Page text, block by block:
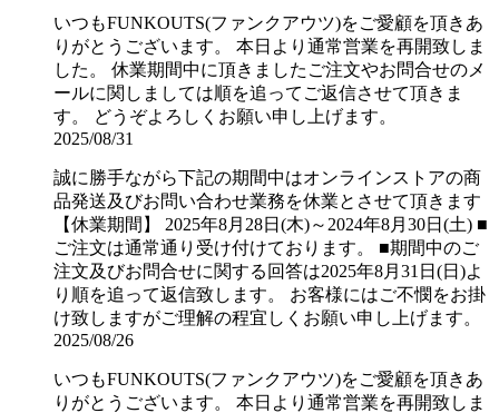
いつもFUNKOUTS(ファンクアウツ)をご愛顧を頂きあ
りがとうございます。 本日より通常営業を再開致しま
した。 休業期間中に頂きましたご注文やお問合せのメ
ールに関しましては順を追ってご返信させて頂きま
す。 どうぞよろしくお願い申し上げます。
2025/08/31
誠に勝手ながら下記の期間中はオンラインストアの商
品発送及びお問い合わせ業務を休業とさせて頂きます
【休業期間】 2025年8月28日(木)～2024年8月30日(土) ■
ご注文は通常通り受け付けております。 ■期間中のご
注文及びお問合せに関する回答は2025年8月31日(日)よ
り順を追って返信致します。 お客様にはご不憫をお掛
け致しますがご理解の程宜しくお願い申し上げます。
2025/08/26
いつもFUNKOUTS(ファンクアウツ)をご愛顧を頂きあ
りがとうございます。 本日より通常営業を再開致しま